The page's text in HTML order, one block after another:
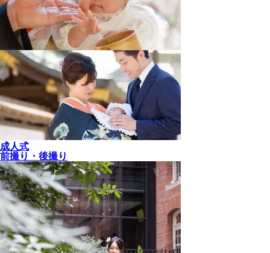
成人式
前撮り・後撮り